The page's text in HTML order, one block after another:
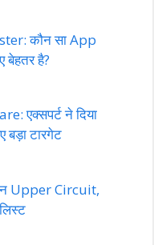
कौन सा App
है?
एक्सपर्ट ने दिया
टारगेट
Upper Circuit,